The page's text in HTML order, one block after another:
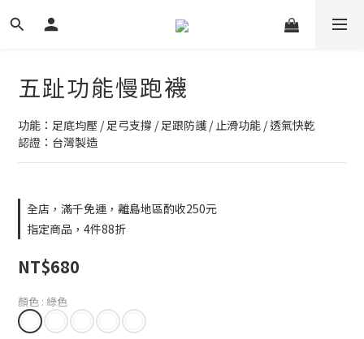
五趾功能慢跑襪
功能：足底均壓 / 足弓支撐 / 足跟防護 / 止滑功能 / 透氣快乾
認證：台灣製造
全店，滿千免運，離島地區酌收250元
指定商品，4件88折
NT$680
顏色 : 綠色